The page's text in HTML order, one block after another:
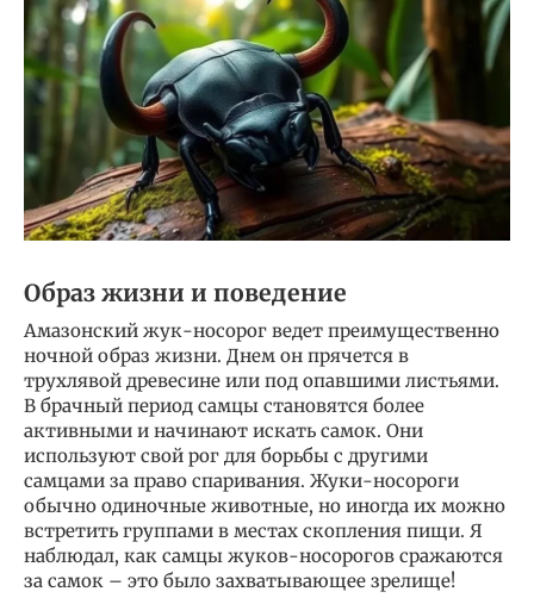
Образ жизни и поведение
Амазонский жук-носорог ведет преимущественно
ночной образ жизни. Днем он прячется в
трухлявой древесине или под опавшими листьями.
В брачный период самцы становятся более
активными и начинают искать самок. Они
используют свой рог для борьбы с другими
самцами за право спаривания. Жуки-носороги
обычно одиночные животные, но иногда их можно
встретить группами в местах скопления пищи. Я
наблюдал, как самцы жуков-носорогов сражаются
за самок – это было захватывающее зрелище!